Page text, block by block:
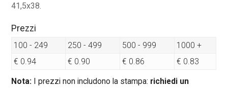
41,5x38.
Prezzi
100 - 249 250 - 499 500 - 999
1000 +
€ 0.94
€ 0.90 € 0.86 € 0.83
Nota: I prezzi non includono la stampa: richiedi un